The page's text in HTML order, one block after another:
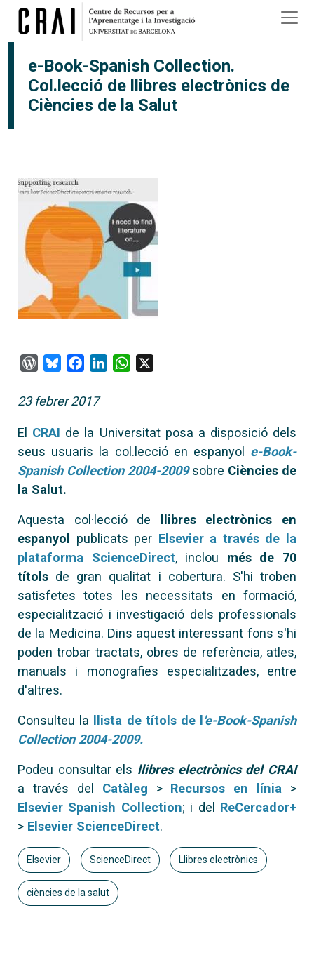
Vés al contingut
e-Book-Spanish Collection.
Col.lecció de llibres electrònics de
Ciències de la Salut
WordPress
BlueskyFacebook
LinkedInWhatsApp
23 febrer 2017
El CRAI de la Universitat posa a disposició dels
seus usuaris la col.lecció en espanyol e-Book-
Spanish Collection 2004-2009 sobre Ciències de
la Salut.
Aquesta col·lecció de llibres electrònics en
espanyol publicats per Elsevier a través de la
plataforma ScienceDirect, inclou més de 70
títols de gran qualitat i cobertura. S'hi troben
satisfetes totes les necessitats en formació,
especialització i investigació dels professionals
de la Medicina. Dins aquest interessant fons s'hi
poden trobar tractats, obres de referència, atles,
manuals i monografies especialitzades, entre
d'altres.
Consulteu la llista de títols de l'e-Book-Spanish
Collection 2004-2009.
Podeu consultar els llibres electrònics del CRAI
a través del Catàleg > Recursos en línia >
Elsevier Spanish Collection; i del ReCercador+
> Elsevier ScienceDirect.
Elsevier ScienceDirect Llibres electrònics
ciències de la salut